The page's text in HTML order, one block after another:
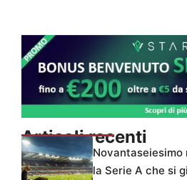
Articoli recenti
Novantaseiesimo
la Serie A che si